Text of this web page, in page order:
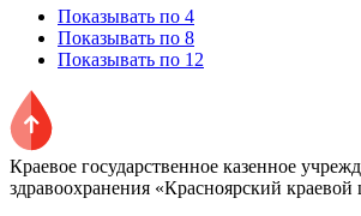
Показывать по 4
Показывать по 8
Показывать по 12
Краевое государственное казенное
здравоохранения «Красноярский